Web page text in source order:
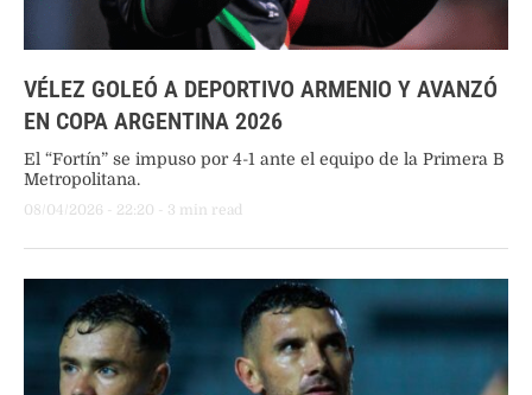
VÉLEZ GOLEÓ A DEPORTIVO ARMENIO Y AVANZÓ
EN COPA ARGENTINA 2026
El “Fortín” se impuso por 4-1 ante el equipo de la Primera B
Metropolitana.
08/04/2026 - 22:20 - 3 min read